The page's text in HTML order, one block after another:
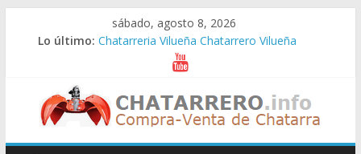
sábado, agosto 8, 2026
Lo último: Chatarreria Vilueña Chatarrero Vilueña
Chatarreria Zuera Chatarrero Zuera
Chatarreria Zaragoza Chatarrero Zaragoza
Chatarreria Zaida Chatarrero Zaida
Chatarreria Vistabella Chatarrero Vistabella